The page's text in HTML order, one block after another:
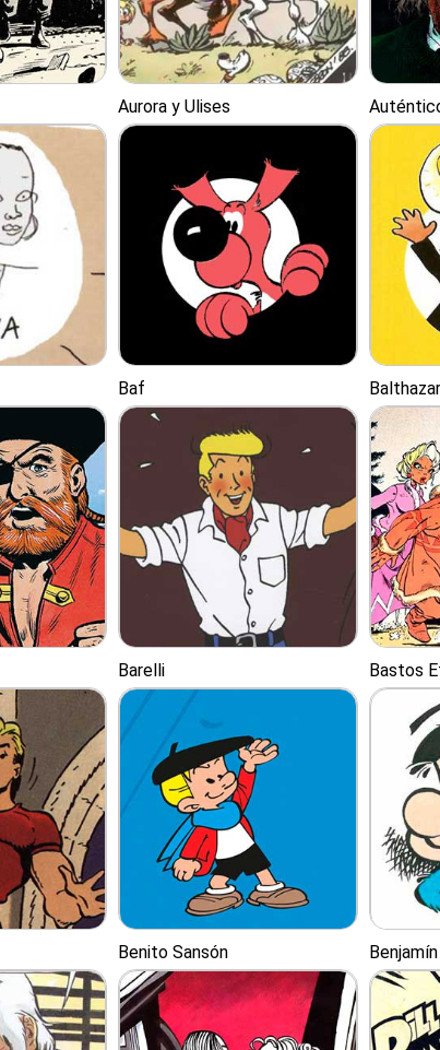
Aurora y Ulises
Baf Balthazar
Barelli Bastos
Benito Sansón Benjamín